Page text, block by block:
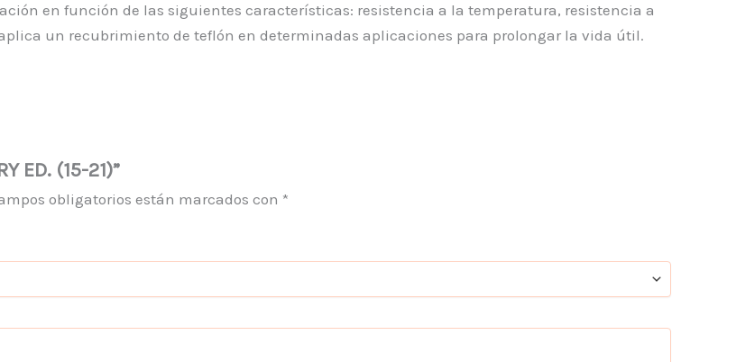
en función de las siguientes características: resistencia a la temperatura, resistencia a
un recubrimiento de teflón en determinadas aplicaciones para prolongar la vida útil.
ED. (15-21)”
obligatorios están marcados con *